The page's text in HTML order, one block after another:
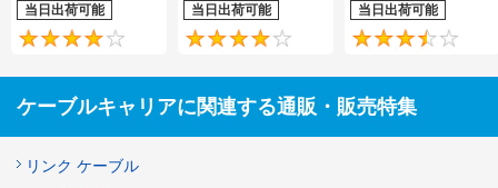
当日出荷可能
4.1
当日出荷可能
4.2
当日出荷可能
ケーブルキャリアに関連する通販・販売特集
リンク ケーブル